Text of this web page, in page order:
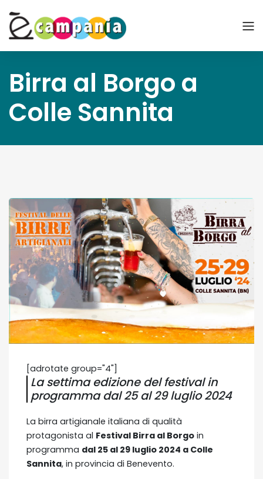
Birra al Borgo a
Colle Sannita
[adrotate group="4"]
La settima edizione del festival in
programma dal 25 al 29 luglio 2024
La birra artigianale italiana di qualità
protagonista al Festival Birra al Borgo in
programma dal 25 al 29 luglio 2024 a Colle
Sannita, in provincia di Benevento.